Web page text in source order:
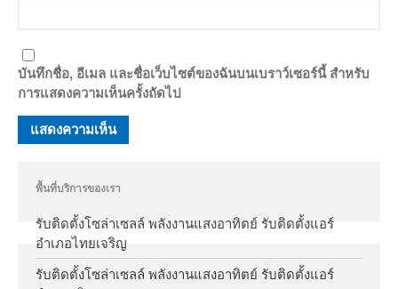
บันทึกชื่อ, อีเมล และชื่อเว็บไซต์ของฉันบนเบราว์เซอร์นี้ สำหรับ
การแสดงความเห็นครั้งถัดไป
พื้นที่บริการของเรา
รับติดตั้งโซล่าเซลล์ พลังงานแสงอาทิตย์ รับติดตั้งแอร์
อำเภอไทยเจริญ
รับติดตั้งโซล่าเซลล์ พลังงานแสงอาทิตย์ รับติดตั้งแอร์